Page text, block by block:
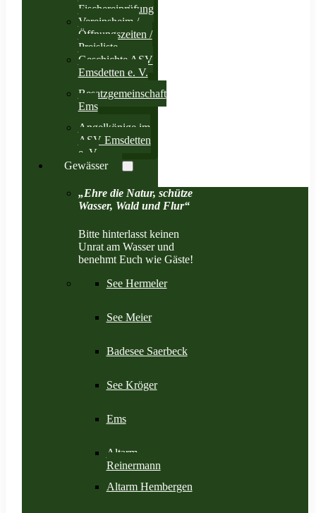
Fischereiprüfung
Vereinsheim /
Öffnungszeiten /
Preisliste
Geschichte ASV
Emsdetten e. V.
Besatzgemeinschaft
Ems
Angelkönige im
ASV Emsdetten
e. V.
Gewässer
„Ehre die Natur, schütze
Wasser, Wald und Flur“
Bitte hinterlasst keinen
Unrat am Wasser und
benehmt Euch wie Gäste!
See Hermeler
See Meier
Badesee Saerbeck
See Kröger
Ems
Altarm
Reinermann
Altarm Hembergen